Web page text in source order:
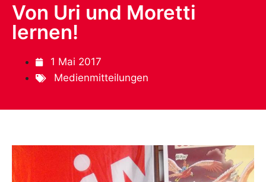
Von Uri und Moretti
lernen!
1 Mai 2017
Medienmitteilungen